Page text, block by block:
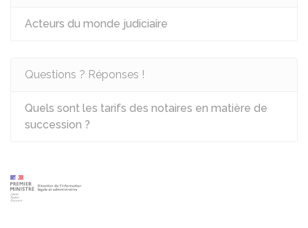
Acteurs du monde judiciaire
Questions ? Réponses !
Quels sont les tarifs des notaires en matière de
succession ?